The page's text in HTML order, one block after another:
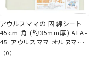
アウルスママの 固綿シート
45cm 角 (約35mm厚) AFA-
45 アウルスママ オルヌマン
手芸の山久
（0）